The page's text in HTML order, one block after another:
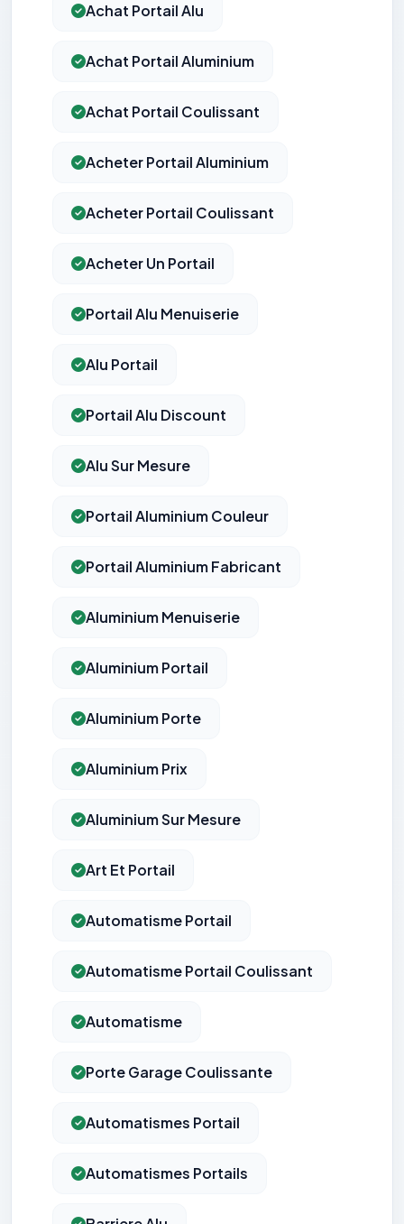
Achat Portail Alu
Achat Portail Aluminium
Achat Portail Coulissant
Acheter Portail Aluminium
Acheter Portail Coulissant
Acheter Un Portail
Portail Alu Menuiserie
Alu Portail
Portail Alu Discount
Alu Sur Mesure
Portail Aluminium Couleur
Portail Aluminium Fabricant
Aluminium Menuiserie
Aluminium Portail
Aluminium Porte
Aluminium Prix
Aluminium Sur Mesure
Art Et Portail
Automatisme Portail
Automatisme Portail Coulissant
Automatisme
Porte Garage Coulissante
Automatismes Portail
Automatismes Portails